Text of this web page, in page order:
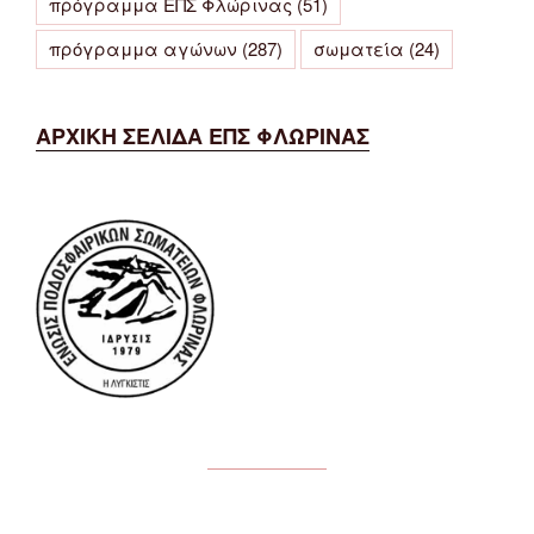
πρόγραμμα αγώνων (287) σωματεία (24)
ΑΡΧΙΚΗ ΣΕΛΙΔΑ ΕΠΣ ΦΛΩΡΙΝΑΣ